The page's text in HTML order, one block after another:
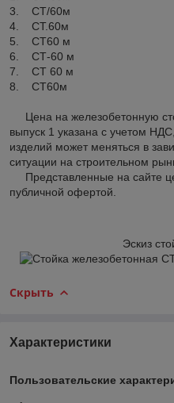
3. СТ/60м
4. СТ.60м
5. СТ60 м
6. СТ-60 м
7. СТ 60 м
8. CT60м
Цена на железобетонную
выпуск 1 указана с учетом
изделий может меняться в
ситуации на строительном
Представленные на сайте
публичной офертой.
Эскиз
Скрыть
Характеристики
Пользовательские